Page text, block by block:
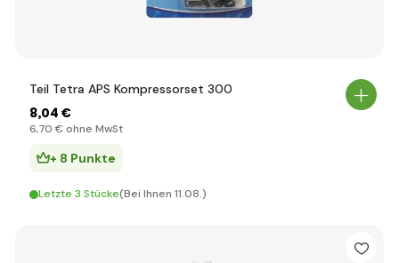
Teil Tetra APS Kompressorset 300
8,04 €
6,70 € ohne MwSt
+ 8 Punkte
Letzte 3 Stücke(Bei Ihnen 11.08.)